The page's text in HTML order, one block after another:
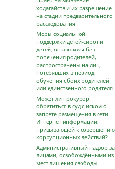
ходатайств и их разрешение
на стадии предварительного
расследования
Меры социальной
поддержки детей-сирот и
детей, оставшихся без
попечения родителей,
распространены на лиц,
потерявших в период
обучения обоих родителей
или единственного родителя
Может ли прокурор
обратиться в суд с иском о
запрете размещения в сети
Интернет информации,
призывающей к совершению
коррупционных действий?
Административный надзор за
лицами, освобождёнными из
мест лишения свободы